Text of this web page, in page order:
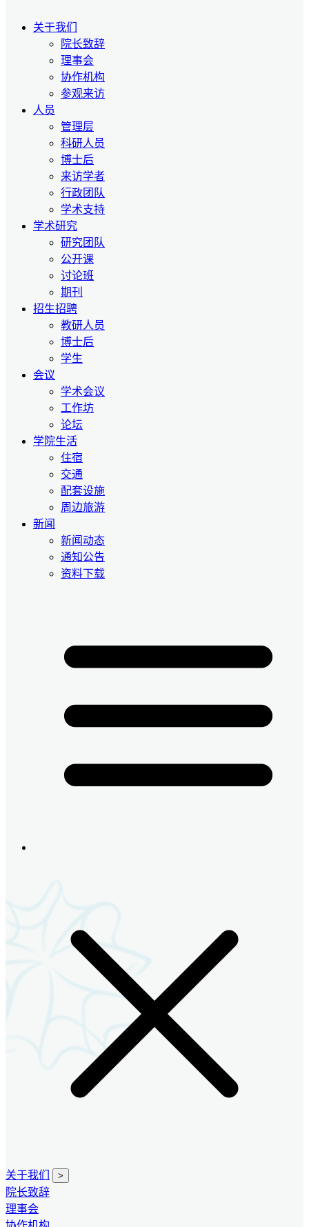
关于我们
院长致辞
理事会
协作机构
参观来访
人员
管理层
科研人员
博士后
来访学者
行政团队
学术支持
学术研究
研究团队
公开课
讨论班
期刊
招生招聘
教研人员
博士后
学生
会议
学术会议
工作坊
论坛
学院生活
住宿
交通
配套设施
周边旅游
新闻
新闻动态
通知公告
资料下载
关于我们 >
院长致辞
理事会